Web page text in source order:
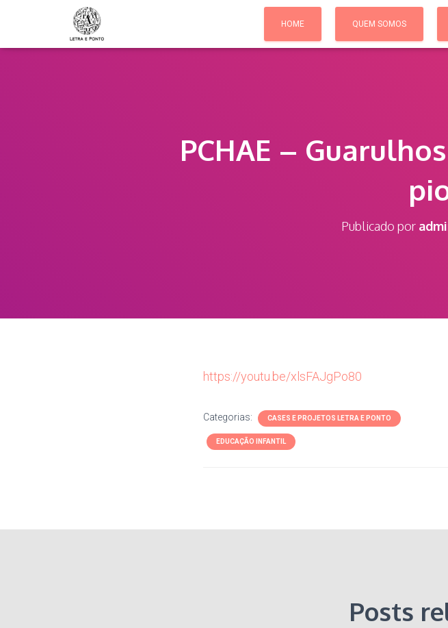
HOME QUEM SOMOS
PCHAE –
Publicado por
https://youtu.be/xlsFAJgPo80
Categorias: CASES E PROJETOS LETRA E PONTO
EDUCAÇÃO INFANTIL
Posts